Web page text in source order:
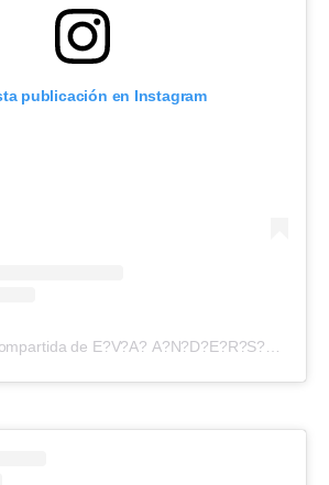
publicación en Instagram